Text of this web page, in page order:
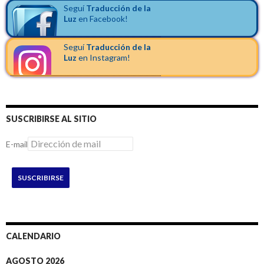
Seguí Traducción de la
Luz en Facebook!
SeguíTraducción de la
Luz en Instagram!
SUSCRIBIRSE AL SITIO
E-mail
SUSCRIBIRSE
CALENDARIO
AGOSTO 2026